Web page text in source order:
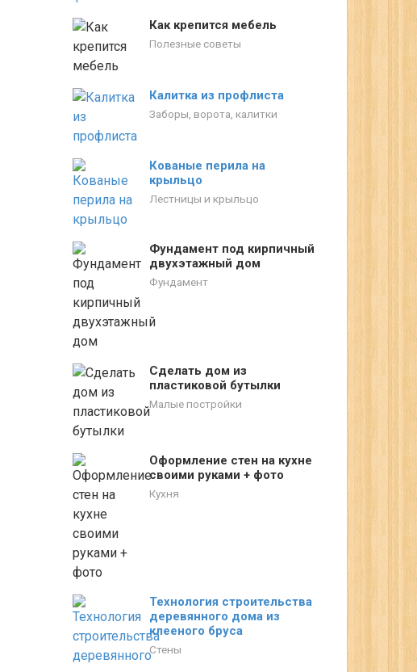
Как крепится мебель
Полезные советы
Калитка из профлиста
Заборы, ворота, калитки
Кованые перила на
крыльцо
Лестницы и крыльцо
Фундамент под кирпичный
двухэтажный дом
Фундамент
Сделать дом из
пластиковой бутылки
Малые постройки
Оформление стен на кухне
своими руками + фото
Кухня
Технология строительства
деревянного дома из
клееного бруса
Стены